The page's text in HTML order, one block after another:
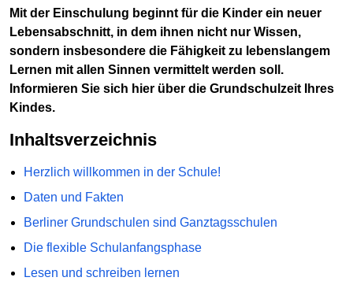
Mit der Einschulung beginnt für die Kinder ein neuer
Lebensabschnitt, in dem ihnen nicht nur Wissen,
sondern insbesondere die Fähigkeit zu lebenslangem
Lernen mit allen Sinnen vermittelt werden soll.
Informieren Sie sich hier über die Grundschulzeit Ihres
Kindes.
Inhaltsverzeichnis
Herzlich willkommen in der Schule!
Daten und Fakten
Berliner Grundschulen sind Ganztagsschulen
Die flexible Schulanfangsphase
Lesen und schreiben lernen